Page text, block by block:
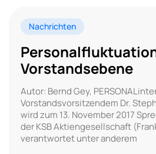
Nachrichten
Vorstandsebene
Autor: Bernd Gey,
Vorstandsvorsitzendem Dr.
wird zum 13. November 2017
der KSB Aktiengesellschaft
verantwortet unter anderem